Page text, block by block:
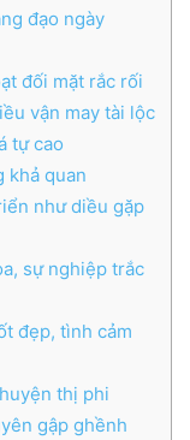
đạo ngày
đối mặt rắc rối
vận may tài lộc
tự cao
khả quan
như diều gặp
sự nghiệp trắc
đẹp, tình cảm
thị phi
gập ghềnh